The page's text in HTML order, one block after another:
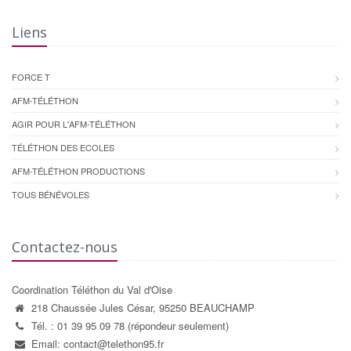
Liens
FORCE T
AFM-TÉLÉTHON
AGIR POUR L'AFM-TÉLÉTHON
TÉLÉTHON DES ECOLES
AFM-TÉLÉTHON PRODUCTIONS
TOUS BÉNÉVOLES
Contactez-nous
Coordination Téléthon du Val d'Oise
218 Chaussée Jules César, 95250 BEAUCHAMP
Tél. : 01 39 95 09 78 (répondeur seulement)
Email: contact@telethon95.fr